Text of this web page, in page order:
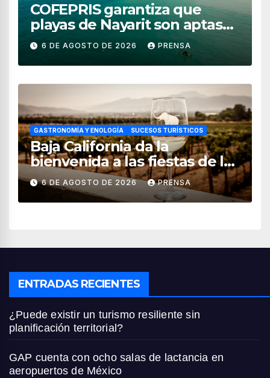
COFEPRIS garantiza que
playas de Nayarit son aptas
para uso recreativo
6 DE AGOSTO DE 2026 PRENSA
GASTRONOMÍA Y ENOLOGÍA SUCESOS TURÍSTICOS
Baja California da la
bienvenida a las fiestas de la
vendimia 2026
6 DE AGOSTO DE 2026 PRENSA
ENTRADAS RECIENTES
¿Puede existir un turismo resiliente sin
planificación territorial?
GAP cuenta con ocho salas de lactancia en
aeropuertos de México